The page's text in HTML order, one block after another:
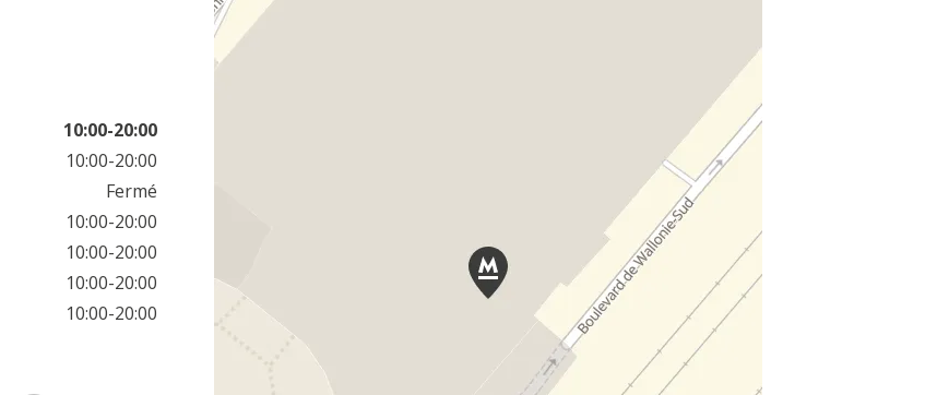
10:00-20:00
10:00-20:00
Fermé
10:00-20:00
10:00-20:00
10:00-20:00
10:00-20:00